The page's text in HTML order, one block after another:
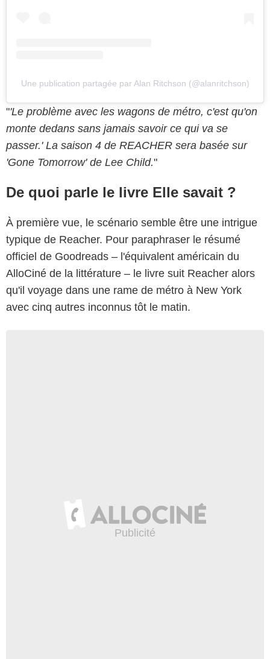
Une publication partagée par Alan Ritchson (@alanritchson)
"'Le problème avec les wagons de métro, c'est qu'on
monte dedans sans jamais savoir ce qui va se
passer.' La saison 4 de REACHER sera basée sur
'Gone Tomorrow' de Lee Child."
De quoi parle le livre Elle savait ?
À première vue, le scénario semble être une intrigue
typique de Reacher. Pour paraphraser le résumé
officiel de Goodreads – l'équivalent américain du
AlloCiné de la littérature – le livre suit Reacher alors
qu'il voyage dans une rame de métro à New York
avec cinq autres inconnus tôt le matin.